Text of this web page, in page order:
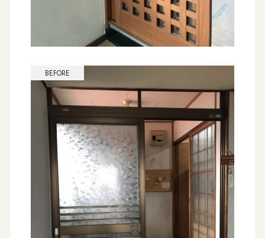
BEFORE